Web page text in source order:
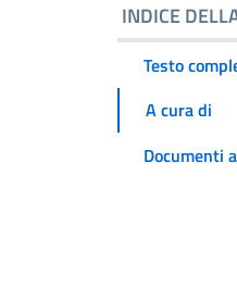
INDICE
Testo
A cura di
Documenti